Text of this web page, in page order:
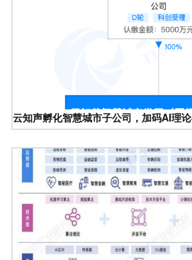
云知声孵化智慧城市子公司，加码AI理